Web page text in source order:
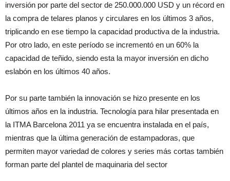
inversión por parte del sector de 250.000.000 USD y un récord en
la compra de telares planos y circulares en los últimos 3 años,
triplicando en ese tiempo la capacidad productiva de la industria.
Por otro lado, en este período se incrementó en un 60% la
capacidad de teñido, siendo esta la mayor inversión en dicho
eslabón en los últimos 40 años.
Por su parte también la innovación se hizo presente en los
últimos años en la industria. Tecnología para hilar presentada en
la ITMA Barcelona 2011 ya se encuentra instalada en el país,
mientras que la última generación de estampadoras, que
permiten mayor variedad de colores y series más cortas también
forman parte del plantel de maquinaria del sector